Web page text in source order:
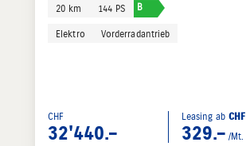
20 km 144 PS B
Elektro Vorderradantrieb
CHF
32'440.–
Leasing ab CHF
329.– /Mt.